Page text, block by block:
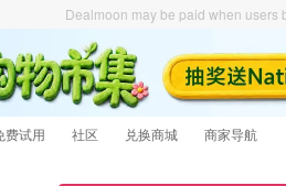
Dealmoon may be paid when users
费试用 社区 兑换商城 商家导航